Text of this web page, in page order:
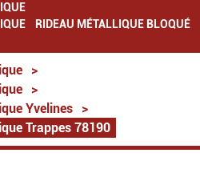
RIDEAU MÉTALLIQUE BLOQUÉ
>
>
Yvelines
>
Trappes 78190